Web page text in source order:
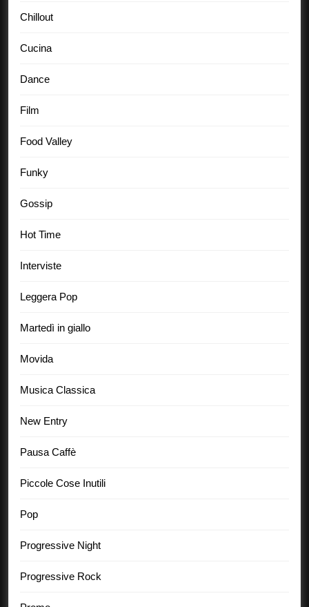
Chillout
Cucina
Dance
Film
Food Valley
Funky
Gossip
Hot Time
Interviste
Leggera Pop
Martedì in giallo
Movida
Musica Classica
New Entry
Pausa Caffè
Piccole Cose Inutili
Pop
Progressive Night
Progressive Rock